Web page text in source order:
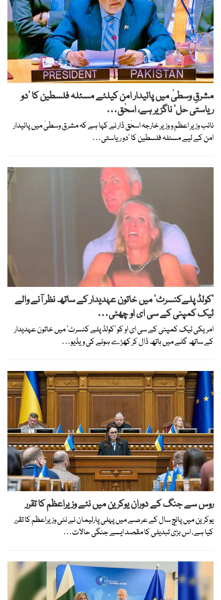
مشرقِ وسطیٰ میں پائیدار امن کیلئے مسئلہ فلسطین کا ’دو
ریاستی حل‘ ناگزیر ہے، اسحٰق…
نائب وزیر اعظم و وزیر خارجہ اسحٰق ڈار نے کہا ہے کہ مشرقِ وسطیٰ میں پائیدار
امن کے لیے مسئلہ فلسطین کا ’دو ریاستی…
’کولڈ پلےکنسرٹ‘ میں خاتون عہدیدار کے ساتھ نظر آنے والے
ٹیک کمپنی کے سی ای او چھٹی…
امریکی ٹیک کمپنی کے سی ای او کو ’کولڈ پلے کنسرٹ‘ میں خاتون عہدیدار
کے ساتھ گلے میں ہاتھ ڈال کر کھڑے ہونے کی ویڈیو…
روس سے جنگ کے دوران یوکرین میں نئے وزیراعظم کا تقرر
یوکرین میں پانچ سال کے عرصے میں پہلی پارلیمان نے نئی وزیراعظم کا تقرر
کیا ہے، اس بڑی تبدیلی کا مقصد ایسے جنگی حالات…